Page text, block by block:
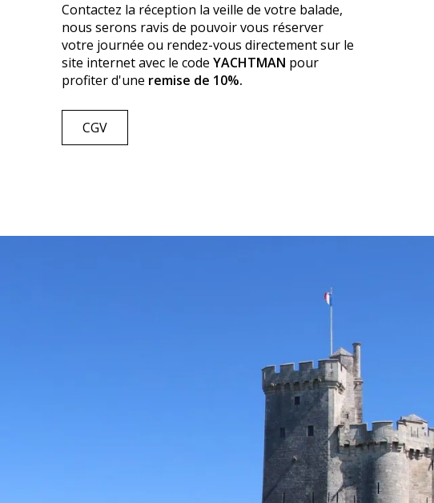
Contactez la réception la veille de votre balade,
nous serons ravis de pouvoir vous réserver
votre journée ou rendez-vous directement sur le
site internet avec le code YACHTMAN pour
profiter d'une remise de 10%.
CGV